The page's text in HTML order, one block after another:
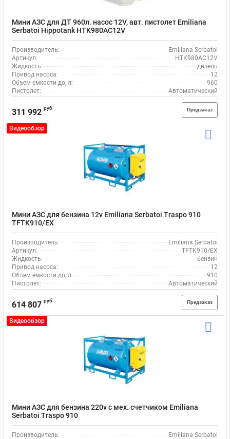
Мини АЗС для ДТ 960л. насос 12V, авт. пистолет Emiliana
Serbatoi Hippotank HTK980AC12V
Производитель:
Emiliana Serbatoi
Артикул:
HTK980AC12V
Жидкость:
дизель
Привод насоса:
12
Объем емкости до, л:
960
Пистолет:
Автоматический
311 992 руб Предзаказ
Видеообзор
Мини АЗС для бензина 12v Emiliana Serbatoi Traspo 910
TFTK910/EX
Производитель:
Emiliana Serbatoi
Артикул:
TFTK910/EX
Жидкость:
бензин
Привод насоса:
12
Объем емкости до, л:
910
Пистолет:
Автоматический
614 807 руб Предзаказ
Видеообзор
Мини АЗС для бензина 220v с мех. счетчиком Emiliana
Serbatoi Traspo 910
Производитель: Emiliana Serbatoi